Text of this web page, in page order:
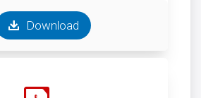
Download